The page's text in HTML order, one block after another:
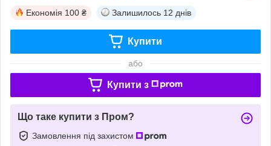
Економія 100 ₴ Залишилось 12 днів
Купити
або
Купити з
Що таке купити з Пром?
Замовлення під захистом